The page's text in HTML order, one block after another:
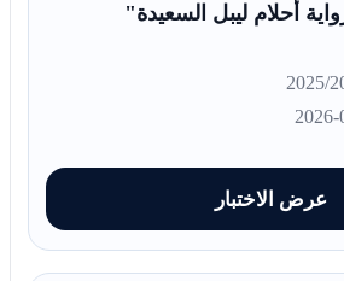
أحلام ليبل السعيدة"
عرض الاختبار